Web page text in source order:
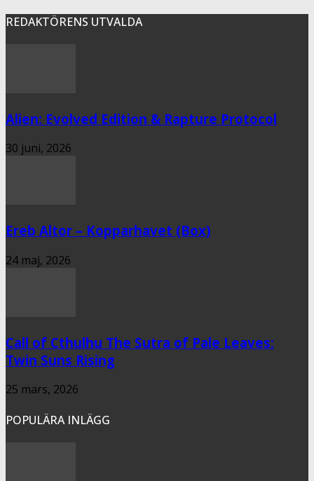
REDAKTÖRENS UTVALDA
Alien: Evolved Edition & Rapture Protocol
30 juni, 2026
Ereb Altor – Kopparhavet (Box)
24 maj, 2026
Call of Cthulhu The Sutra of Pale Leaves:
Twin Suns Rising
25 mars, 2026
POPULÄRA INLÄGG